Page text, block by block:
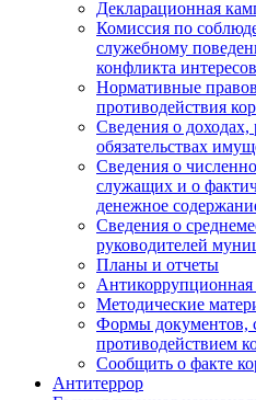
Декларационная
Комиссия по
служебному
конфликта интересов
Нормативные
противодействия
Сведения о доходах,
обязательствах
Сведения о
служащих и о
денежное
Сведения о
руководителей
Планы и отчеты
Антикоррупционная
Методические
Формы документов,
противодействием
Сообщить о факте
Антитеррор